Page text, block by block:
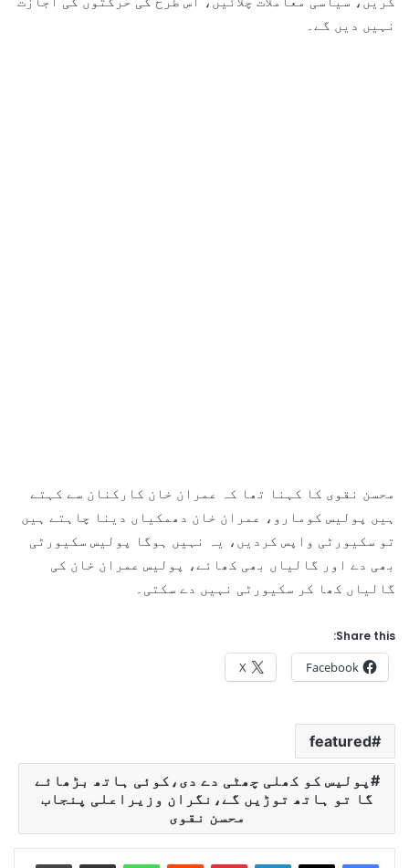
نہیں دیں گے۔
محسن نقوی کا کہنا تھا کہ عمران خان کارکنان سے کہتے
ہیں پولیس کومارو، عمران خان دھمکیاں دینا چاہتے ہیں
تو سکیورٹی واپس کردیں، یہ نہیں ہوگا پولیس سکیورٹی
بھی دے اور گالیاں بھی کھائے، پولیس عمران خان کی
گالیاں کھا کر سکیورٹی نہیں دے سکتی۔
Share this:
Facebook
X
featured
پولیس کو کھلی چھٹی دے دی،کوئی ہاتھ بڑھائے
گا تو ہاتھ توڑیں گے،نگران وزیراعلی پنجاب
محسن نقوی